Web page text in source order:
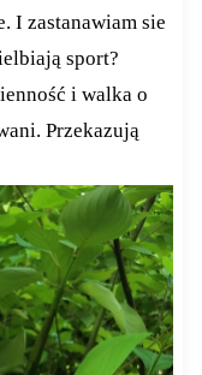
I zastanawiam sie
sport?
i walka o
Przekazują